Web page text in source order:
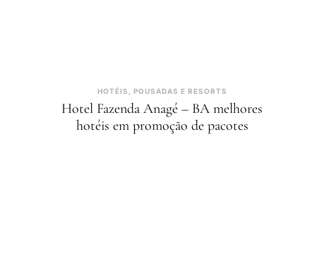
HOTÉIS, POUSADAS E RESORTS
Hotel Fazenda Anagé – BA melhores
hotéis em promoção de pacotes